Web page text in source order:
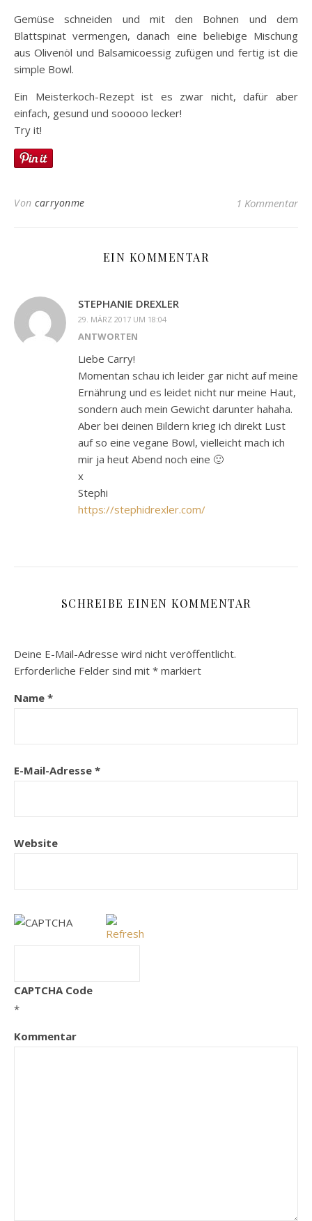
Gemüse schneiden und mit den Bohnen und dem
Blattspinat vermengen, danach eine beliebige Mischung
aus Olivenöl und Balsamicoessig zufügen und fertig ist die
simple Bowl.
Ein Meisterkoch-Rezept ist es zwar nicht, dafür aber
einfach, gesund und sooooo lecker!
Try it!
Von carryonme 1 Kommentar
EIN KOMMENTAR
STEPHANIE DREXLER
29. MÄRZ 2017 UM 18:04
ANTWORTEN
Liebe Carry!
Momentan schau ich leider gar nicht auf meine
Ernährung und es leidet nicht nur meine Haut,
sondern auch mein Gewicht darunter hahaha.
Aber bei deinen Bildern krieg ich direkt Lust
auf so eine vegane Bowl, vielleicht mach ich
mir ja heut Abend noch eine 🙂
x
Stephi
https://stephidrexler.com/
SCHREIBE EINEN KOMMENTAR
Deine E-Mail-Adresse wird nicht veröffentlicht.
Erforderliche Felder sind mit * markiert
Name *
E-Mail-Adresse *
Website
CAPTCHA Code
*
Kommentar